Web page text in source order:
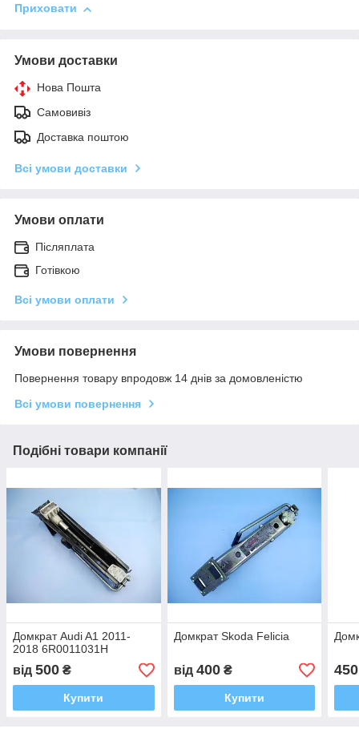
Приховати
Умови доставки
Нова Пошта
Самовивіз
Доставка поштою
Всі умови доставки
Умови оплати
Післяплата
Готівкою
Всі умови оплати
Умови повернення
Повернення товару впродовж 14 днів за домовленістю
Всі умови повернення
Подібні товари компанії
Домкрат Audi A1 2011-
2018 6R0011031H
від 500 ₴
Купити
Домкрат Skoda Felicia
від 400₴
Купити
450